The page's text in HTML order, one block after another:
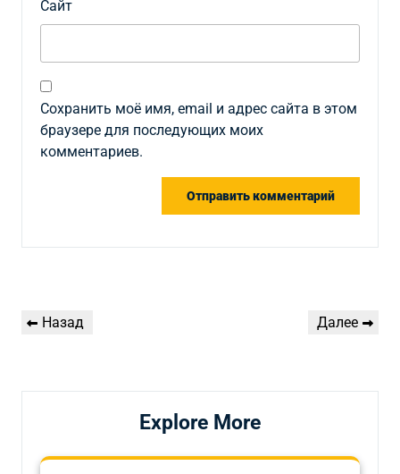
Сайт
Сохранить моё имя, email и адрес сайта в этом
браузере для последующих моих
комментариев.
по
Предыдущая
Назад
Следующая
Далее
Explore More